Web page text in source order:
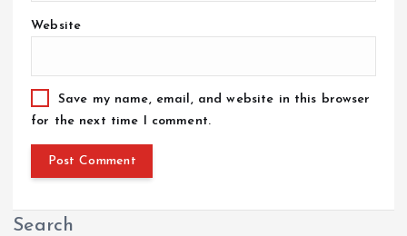
Website
Save my name, email, and website in this browser
for the next time I comment.
Search